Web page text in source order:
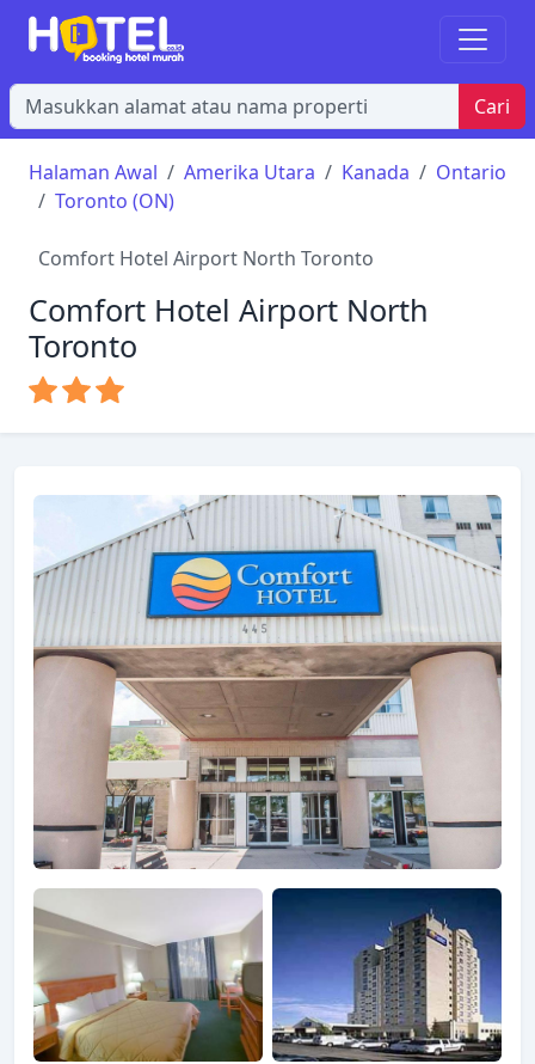
Cari
Halaman Awal Amerika Utara Kanada
Ontario
Toronto (ON)
Comfort Hotel Airport North Toronto
Comfort Hotel Airport North
Toronto